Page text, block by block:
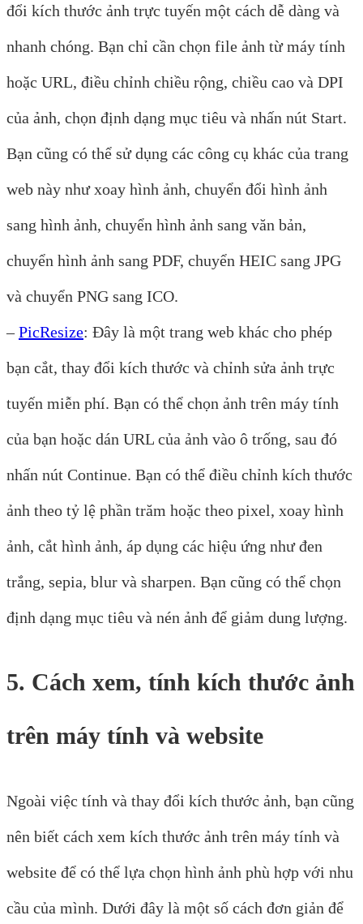
đổi kích thước ảnh trực tuyến một cách dễ dàng và
nhanh chóng. Bạn chỉ cần chọn file ảnh từ máy tính
hoặc URL, điều chỉnh chiều rộng, chiều cao và DPI
của ảnh, chọn định dạng mục tiêu và nhấn nút Start.
Bạn cũng có thể sử dụng các công cụ khác của trang
web này như xoay hình ảnh, chuyển đổi hình ảnh
sang hình ảnh, chuyển hình ảnh sang văn bản,
chuyển hình ảnh sang PDF, chuyển HEIC sang JPG
và chuyển PNG sang ICO.
–PicResize: Đây là một trang web khác cho phép
bạn cắt, thay đổi kích thước và chỉnh sửa ảnh trực
tuyến miễn phí. Bạn có thể chọn ảnh trên máy tính
của bạn hoặc dán URL của ảnh vào ô trống, sau đó
nhấn nút Continue. Bạn có thể điều chỉnh kích thước
ảnh theo tỷ lệ phần trăm hoặc theo pixel, xoay hình
ảnh, cắt hình ảnh, áp dụng các hiệu ứng như đen
trắng, sepia, blur và sharpen. Bạn cũng có thể chọn
định dạng mục tiêu và nén ảnh để giảm dung lượng.
5. Cách xem, tính kích thước ảnh
trên máy tính và website
Ngoài việc tính và thay đổi kích thước ảnh, bạn cũng
nên biết cách xem kích thước ảnh trên máy tính và
website để có thể lựa chọn hình ảnh phù hợp với nhu
cầu của mình. Dưới đây là một số cách đơn giản để